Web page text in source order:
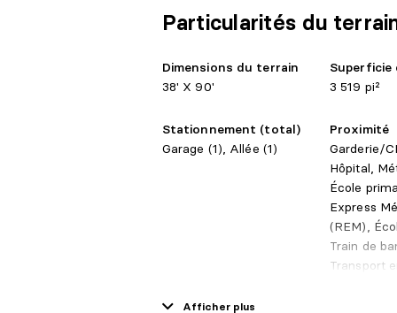
Particularités du
Dimensions du terrain
38' X 90'
Superficie
3 519 pi²
Stationnement (total)
Garage (1), Allée (1)
Proximité
Garderie/
Hôpital,
École
Express
(REM),
Train de
Transport
Afficher plus